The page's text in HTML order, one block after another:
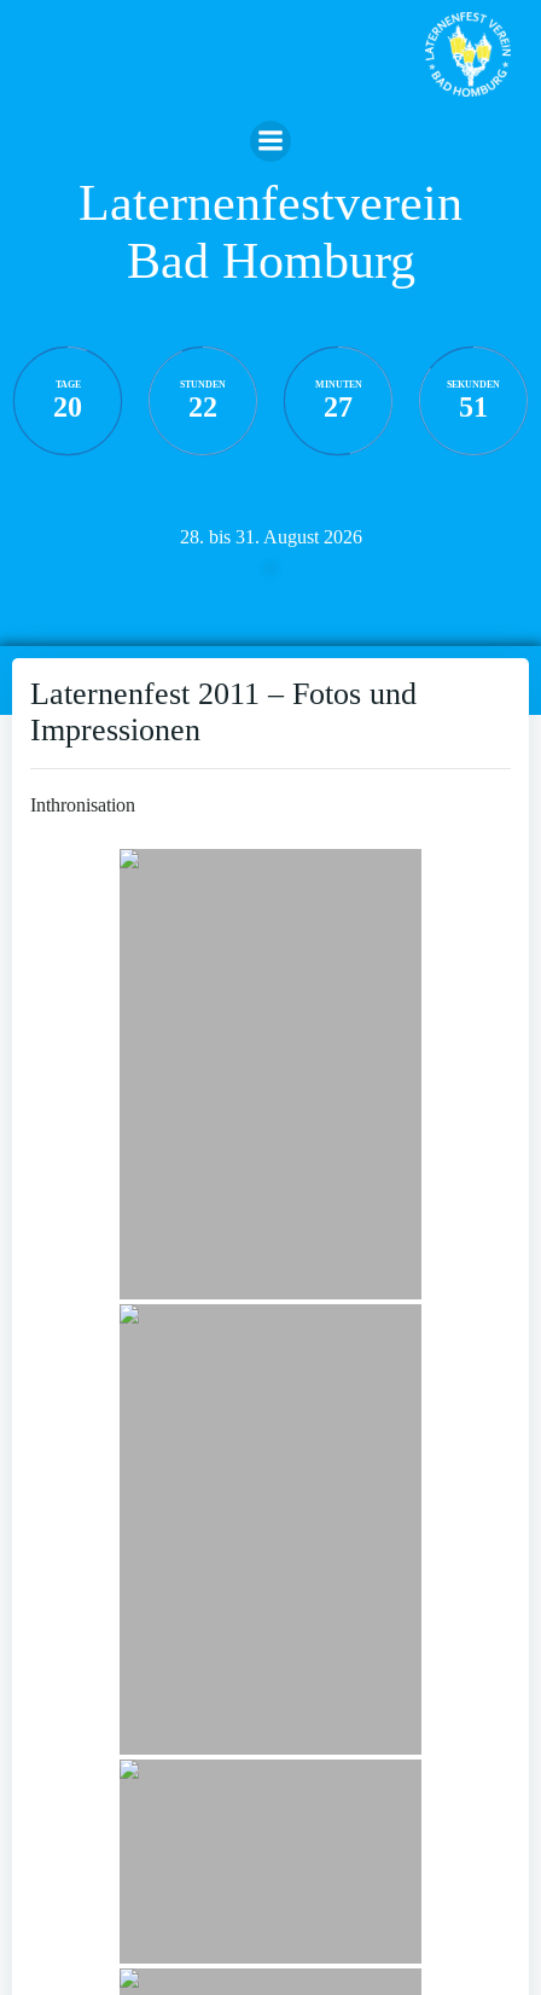
Laternenfestverein
Bad Homburg
TAGE
20
STUNDEN
22
MINUTEN
27
SEKUNDEN
50
28. bis 31. August 2026
Laternenfest 2011 – Fotos und
Impressionen
Inthronisation